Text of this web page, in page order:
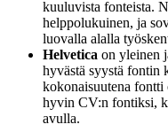
kuuluvista fonteista.
helppolukuinen, ja
luovalla alalla
Helvetica on yleinen
hyvästä syystä fontin
kokonaisuutena fontti
hyvin CV:n fontiksi,
avulla.